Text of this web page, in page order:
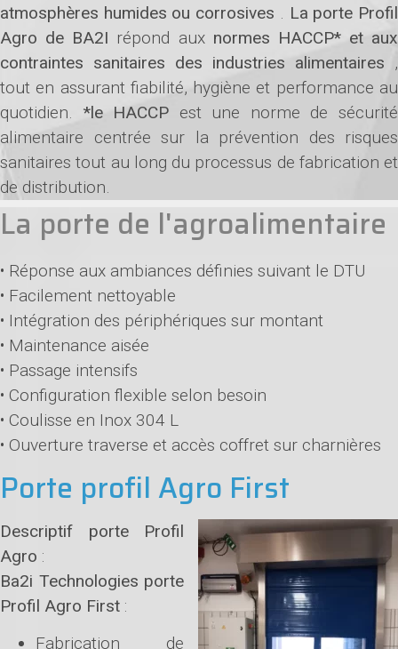
atmosphères humides ou corrosives . La porte Profil
Agro de BA2I répond aux normes HACCP* et aux
contraintes sanitaires des industries alimentaires ,
tout en assurant fiabilité, hygiène et performance au
quotidien. *le HACCP est une norme de sécurité
alimentaire centrée sur la prévention des risques
sanitaires tout au long du processus de fabrication et
de distribution.
La porte de l'agroalimentaire
• Réponse aux ambiances définies suivant le DTU
• Facilement nettoyable
• Intégration des périphériques sur montant
• Maintenance aisée
• Passage intensifs
• Configuration flexible selon besoin
• Coulisse en Inox 304 L
• Ouverture traverse et accès coffret sur charnières
Porte profil Agro First
Descriptif porte Profil
Agro :
Ba2i Technologies porte
Profil Agro First :
Fabrication de